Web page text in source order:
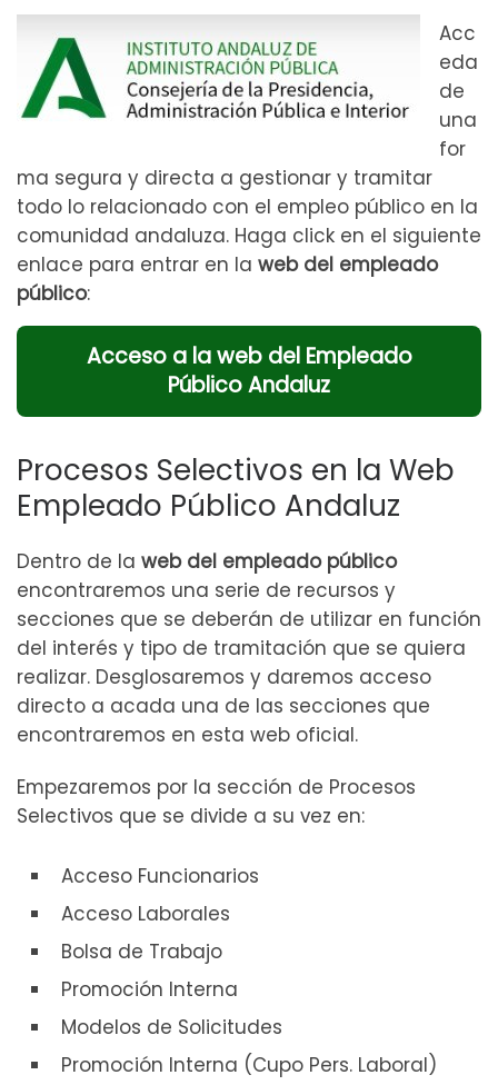
Acc
eda
de
una
for
ma segura y directa a gestionar y tramitar
todo lo relacionado con el empleo público en la
comunidad andaluza. Haga click en el siguiente
enlace para entrar en la web del empleado
público:
Acceso a la web del Empleado
Público Andaluz
Procesos Selectivos en la Web
Empleado Público Andaluz
Dentro de la web del empleado público
encontraremos una serie de recursos y
secciones que se deberán de utilizar en función
del interés y tipo de tramitación que se quiera
realizar. Desglosaremos y daremos acceso
directo a acada una de las secciones que
encontraremos en esta web oficial.
Empezaremos por la sección de Procesos
Selectivos que se divide a su vez en:
Acceso Funcionarios
Acceso Laborales
Bolsa de Trabajo
Promoción Interna
Modelos de Solicitudes
Promoción Interna (Cupo Pers. Laboral)